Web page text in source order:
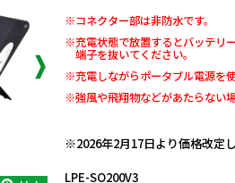
※コネクター部は非防水です。
※充電状態で放置するとバッテリ
端子を抜いてください。
※充電しながらポータブル電源を
※強風や飛翔物などがあたらない
※2026年2月17日より価格改定し
LPE-SO200V3